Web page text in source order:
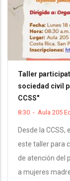
Taller
sociedad civil
CCSS"
8:30 - Aula 205
Desde la CCSS,
este taller para
de atención del
a mujeres